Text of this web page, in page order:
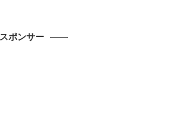
スポンサー